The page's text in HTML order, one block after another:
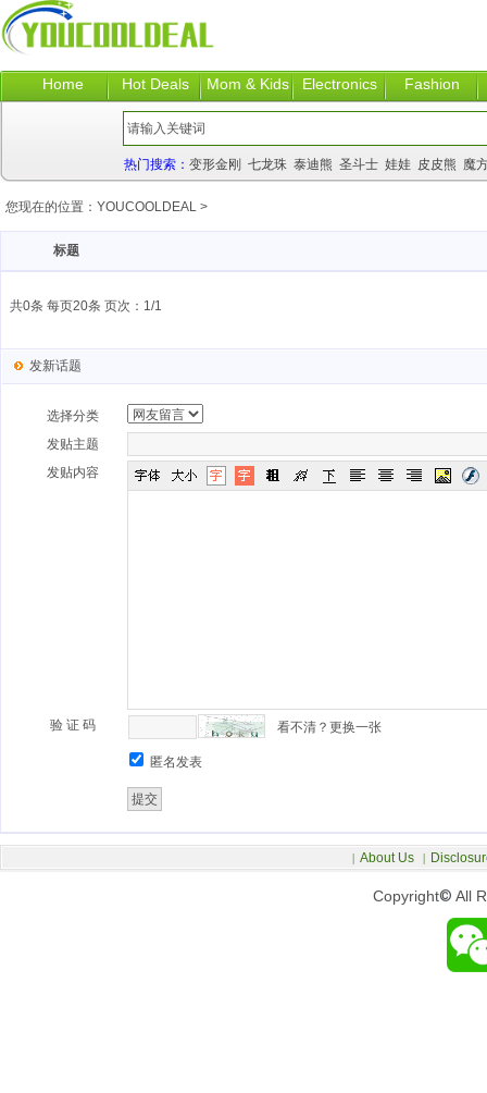
Home Hot Deals Mom & Kids Electronics Fashion
热门搜索： 变形金刚 七龙珠 泰迪熊 圣斗士 娃娃 皮皮熊 魔
您现在的位置： YOUCOOLDEAL >
标题
共0条 每页20条 页次：1/1
发新话题
选择分类
发贴主题
发贴内容
验 证 码 看不清？更换一张
匿名发表
Copyright© All
| About Us |